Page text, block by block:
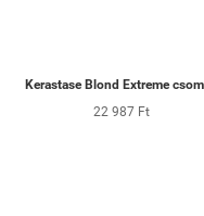
Kerastase Blond Extreme
22 987 Ft